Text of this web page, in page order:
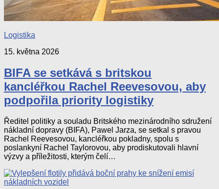
Logistika
15. května 2026
BIFA se setkává s britskou
kancléřkou Rachel Reevesovou, aby
podpořila priority logistiky
Ředitel politiky a souladu Britského mezinárodního sdružení
nákladní dopravy (BIFA), Pawel Jarza, se setkal s pravou
Rachel Reevesovou, kancléřkou pokladny, spolu s
poslankyní Rachel Taylorovou, aby prodiskutovali hlavní
výzvy a příležitosti, kterým čelí…